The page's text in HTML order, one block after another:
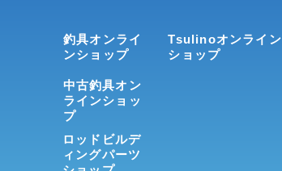
釣具オンライ
ンショップ
中古釣具オン
ラインショッ
プ
ロッドビルデ
ィングパーツ
Tsulinoオンライン
ショップ